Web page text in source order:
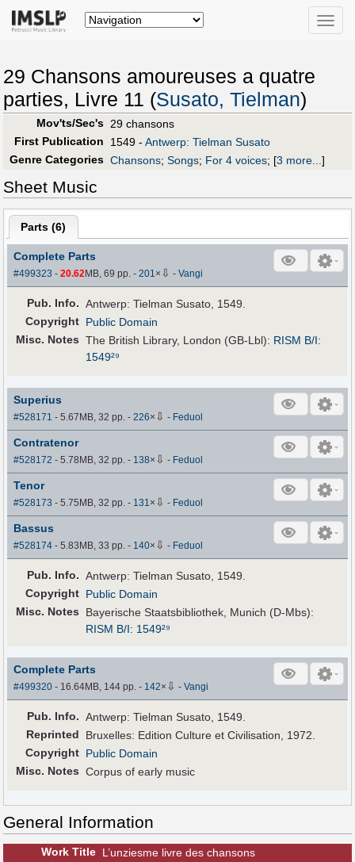
Toggle
29 Chansons amoureuses a quatre
parties, Livre 11 (Susato, Tielman)
Mov'ts/Sec's 29 chansons
First Publication
1549 - Antwerp: Tielman Susato
Genre Categories Chansons; Songs; For 4 voices; [3 more...]
Sheet Music
Parts (6)
Complete Parts
#499323 -20.62MB, 69 pp.-201× ⇩ -Vangi
Pub. Info. Antwerp: Tielman Susato, 1549.
Copyright Public Domain
Misc. Notes The British Library, London (GB-Lbl): RISM B/I:
1549²⁹
Superius
#528171 - 5.67MB, 32 pp.-226× ⇩ - Feduol
Contratenor
#528172 - 5.78MB, 32 pp.- 138× ⇩ - Feduol
Tenor
#528173 - 5.75MB, 32 pp.- 131× ⇩ - Feduol
Bassus
#528174 - 5.83MB, 33 pp.- 140× ⇩ - Feduol
Pub. Info. Antwerp: Tielman Susato, 1549.
Copyright Public Domain
Misc. Notes
Bayerische Staatsbibliothek, Munich (D-Mbs):
RISM B/I: 1549²⁹
Complete Parts
#499320 - 16.64MB, 144 pp.- 142× ⇩ -Vangi
Pub. Info. Antwerp: Tielman Susato, 1549.
Reprinted
Bruxelles: Edition Culture et Civilisation, 1972.
Copyright Public Domain
Misc. Notes Corpus of early music
General Information
Work Title L’unziesme livre des chansons